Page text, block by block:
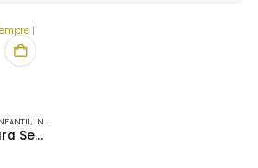
, INFANTO-JUVENIL
BPTc40 | Amigos Para Sempre | Edição Comum